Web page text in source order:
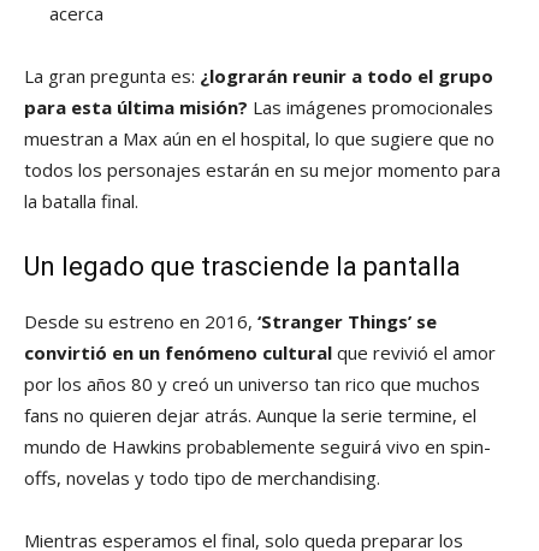
acerca
La gran pregunta es: ¿lograrán reunir a todo el grupo
para esta última misión? Las imágenes promocionales
muestran a Max aún en el hospital, lo que sugiere que no
todos los personajes estarán en su mejor momento para
la batalla final.
Un legado que trasciende la pantalla
Desde su estreno en 2016, ‘Stranger Things’ se
convirtió en un fenómeno cultural que revivió el amor
por los años 80 y creó un universo tan rico que muchos
fans no quieren dejar atrás. Aunque la serie termine, el
mundo de Hawkins probablemente seguirá vivo en spin-
offs, novelas y todo tipo de merchandising.
Mientras esperamos el final, solo queda preparar los